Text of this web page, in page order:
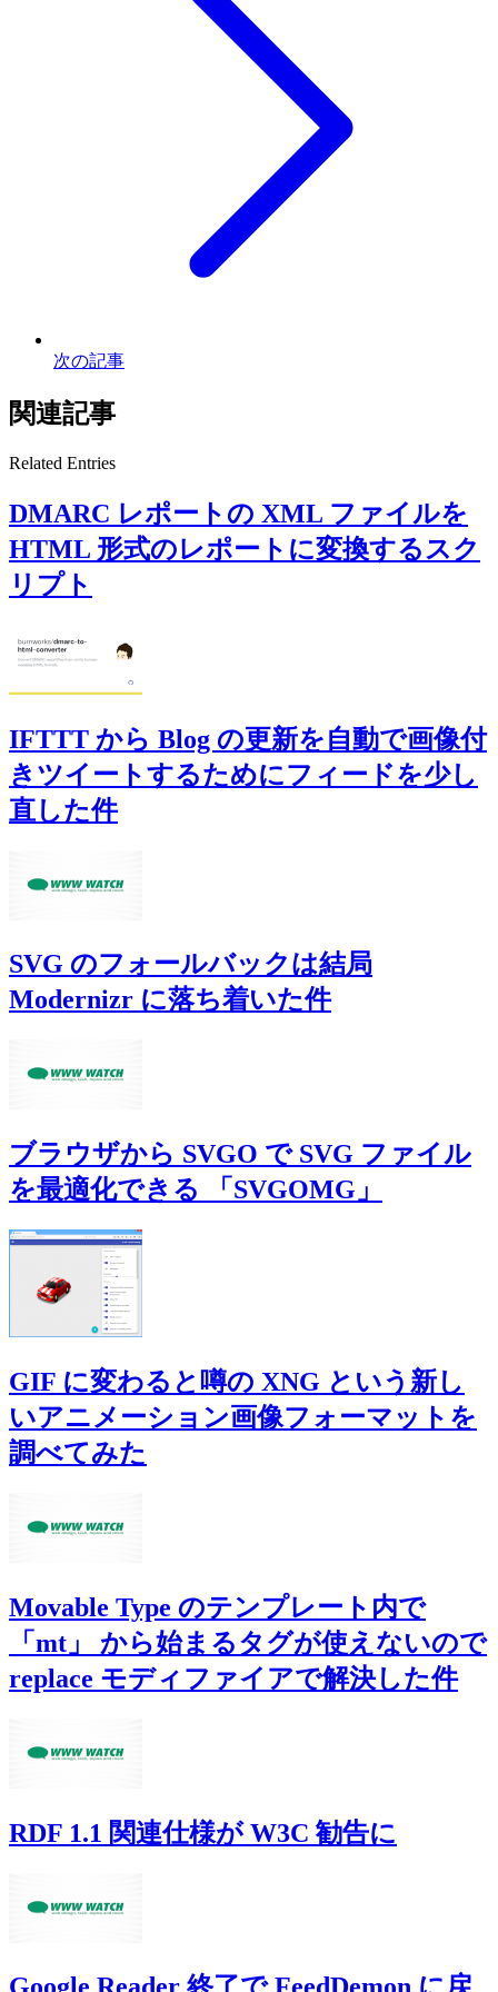
次の記事
関連記事
Related Entries
DMARC レポートの XML ファイルを
HTML 形式のレポートに変換するスク
リプト
IFTTT から Blog の更新を自動で画像付
きツイートするためにフィードを少し
直した件
SVG のフォールバックは結局
Modernizr に落ち着いた件
ブラウザから SVGO で SVG ファイル
を最適化できる 「SVGOMG」
GIF に変わると噂の XNG という新し
いアニメーション画像フォーマットを
調べてみた
Movable Type のテンプレート内で
「mt」 から始まるタグが使えないので
replace モディファイアで解決した件
RDF 1.1 関連仕様が W3C 勧告に